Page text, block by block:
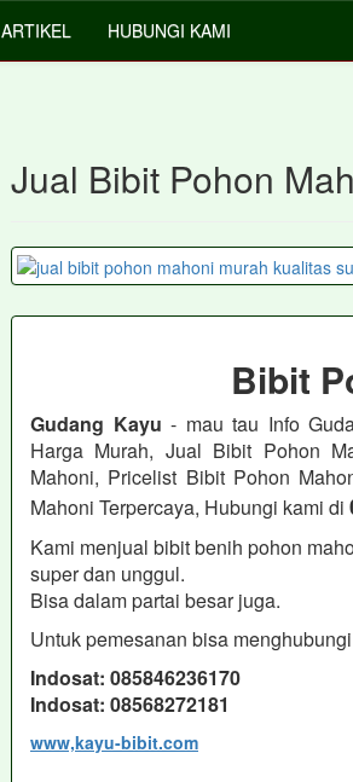
ARTIKEL HUBUNGI KAMI
Jual Bibit Pohon
Bibit
Gudang Kayu- mau tau Info
Harga Murah, Jual Bibit Pohon
Mahoni, Pricelist Bibit Pohon
Mahoni Terpercaya, Hubungi kami di
Kami menjual bibit benih pohon
super dan unggul.
Bisa dalam partai besar juga.
Untuk pemesanan bisa
Indosat: 085846236170
Indosat: 08568272181
www,kayu-bibit.com